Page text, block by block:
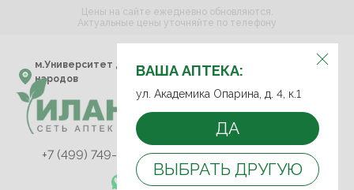
ВЫБЕРИТЕ АПТЕКУ:
м.Университет дружбы
народов
ул. Академика Опарина,
д. 4, к.1
ВАША АПТЕКА:
ул. Академика Опарина, д. 4, к.1
ДА
ВЫБРАТЬ ДРУГУЮ
Цены на сайте ежедневно обновляются.
Актуальные цены уточняйте по телефону
+7 (499) 749-75-92
+7 (499) 749-74-89
+7 (989) 579-78-73